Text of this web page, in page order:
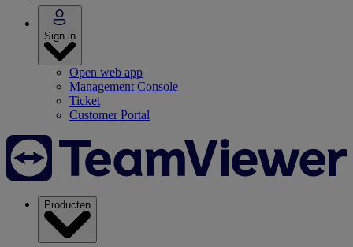
Sign in
Open web app
Management Console
Ticket
Customer Portal
Producten